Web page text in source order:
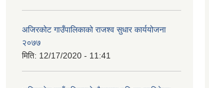
अजिरकोट गाउँपालिकाको राजश्व सुधार कार्ययोजना
२०७७
मिति: 12/17/2020 - 11:41